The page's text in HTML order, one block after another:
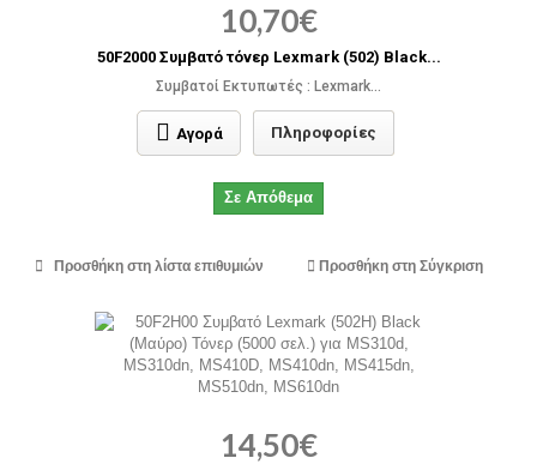
10,70€
50F2000 Συμβατό τόνερ Lexmark (502) Black...
Συμβατοί Εκτυπωτές : Lexmark...
Αγορά Πληροφορίες
Σε Απόθεμα
Προσθήκη στη λίστα επιθυμιών Προσθήκη στη Σύγκριση
14,50€